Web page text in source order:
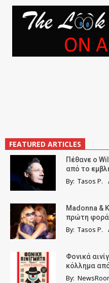
FEATURED ARTICLES
Πέθανε ο
από το
By: Tasos P.
Madonna &
πρώτη
By: Tasos P.
Φονικά
κόλλημα
By: